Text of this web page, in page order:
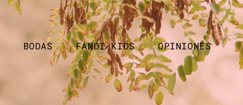
BODAS FANDI KIDS OPINIONES